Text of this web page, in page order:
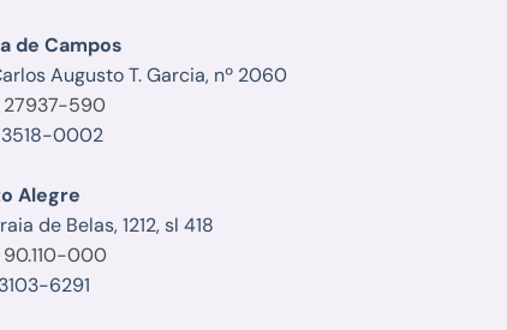
de Campos
Augusto T. Garcia, nº 2060
27937-590
0002
Alegre
de Belas, 1212, sl 418
90.110-000
6291